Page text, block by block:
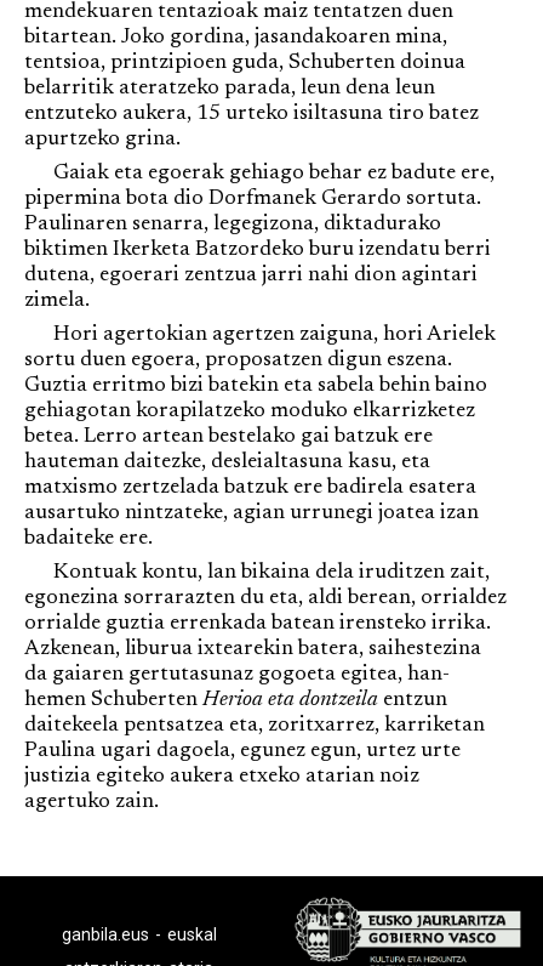
mendekuaren tentazioak maiz tentatzen duen
bitartean. Joko gordina, jasandakoaren mina,
tentsioa, printzipioen guda, Schuberten doinua
belarritik ateratzeko parada, leun dena leun
entzuteko aukera, 15 urteko isiltasuna tiro batez
apurtzeko grina.
Gaiak eta egoerak gehiago behar ez badute ere,
pipermina bota dio Dorfmanek Gerardo sortuta.
Paulinaren senarra, legegizona, diktadurako
biktimen Ikerketa Batzordeko buru izendatu berri
dutena, egoerari zentzua jarri nahi dion agintari
zimela.
Hori agertokian agertzen zaiguna, hori Arielek
sortu duen egoera, proposatzen digun eszena.
Guztia erritmo bizi batekin eta sabela behin baino
gehiagotan korapilatzeko moduko elkarrizketez
betea. Lerro artean bestelako gai batzuk ere
hauteman daitezke, desleialtasuna kasu, eta
matxismo zertzelada batzuk ere badirela esatera
ausartuko nintzateke, agian urrunegi joatea izan
badaiteke ere.
Kontuak kontu, lan bikaina dela iruditzen zait,
egonezina sorrarazten du eta, aldi berean, orrialdez
orrialde guztia errenkada batean irensteko irrika.
Azkenean, liburua ixtearekin batera, saihestezina
da gaiaren gertutasunaz gogoeta egitea, han-
hemen SchubertenHerioa eta dontzeila entzun
daitekeela pentsatzea eta, zoritxarrez, karriketan
Paulina ugari dagoela, egunez egun, urtez urte
justizia egiteko aukera etxeko atarian noiz
agertuko zain.
ganbila.eus - euskal